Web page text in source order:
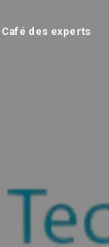
Café des experts